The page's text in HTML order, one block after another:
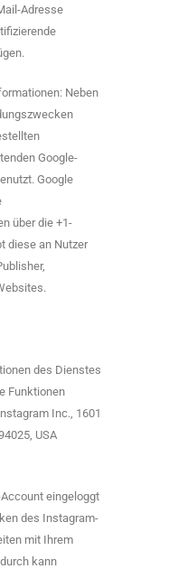
Adresse
Neben
Google-
Google
über die +1-
diese an Nutzer
des Dienstes
Funktionen
Inc., 1601
USA
eingeloggt
des Instagram-
mit Ihrem
kann